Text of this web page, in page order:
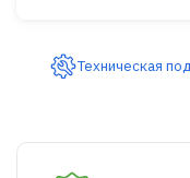
Техническая